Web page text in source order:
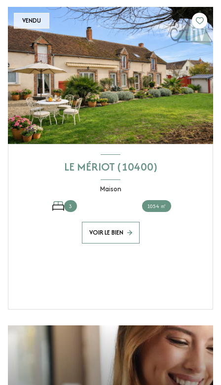
VENDU
LE MÉRIOT (10400)
Maison
3 1054 ㎡
VOIR LE BIEN